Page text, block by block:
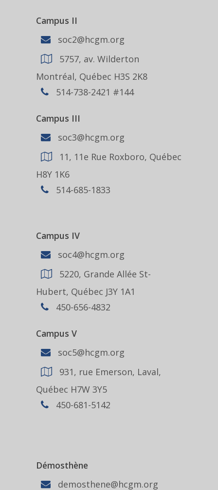
Campus II
soc2@hcgm.org
5757, av. Wilderton
Montréal, Québec H3S 2K8
514-738-2421 #144
Campus III
soc3@hcgm.org
11, 11e Rue Roxboro, Québec
H8Y 1K6
514-685-1833
Campus IV
soc4@hcgm.org
5220, Grande Allée St-
Hubert, Québec J3Y 1A1
450-656-4832
Campus V
soc5@hcgm.org
931, rue Emerson, Laval,
Québec H7W 3Y5
450-681-5142
Démosthène
demosthene@hcgm.org